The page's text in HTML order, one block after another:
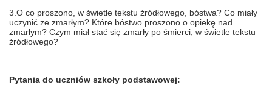
3.O co proszono, w świetle tekstu źródłowego, bóstwa? Co miały
uczynić ze zmarłym? Które bóstwo proszono o opiekę nad
zmarłym? Czym miał stać się zmarły po śmierci, w świetle tekstu
źródłowego?
Pytania do uczniów szkoły podstawowej: